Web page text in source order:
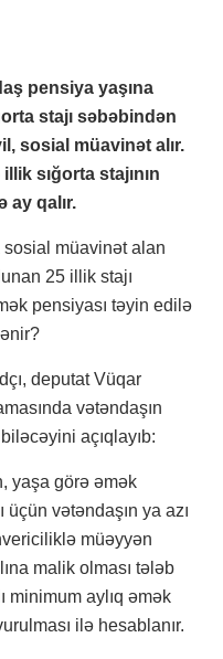
pensiya yaşına
stajı səbəbindən
sosial müavinət alır.
sığorta stajının
ay qalır.
sosial müavinət alan
25 illik stajı
pensiyası təyin edilə
deputat Vüqar
vətəndaşın
açıqlayıb:
yaşa görə əmək
vətəndaşın ya azı
müəyyən
malik olması tələb
minimum aylıq əmək
ilə hesablanır.